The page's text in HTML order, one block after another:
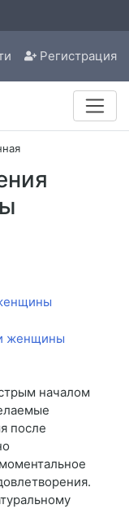
Регистрация
началом
после